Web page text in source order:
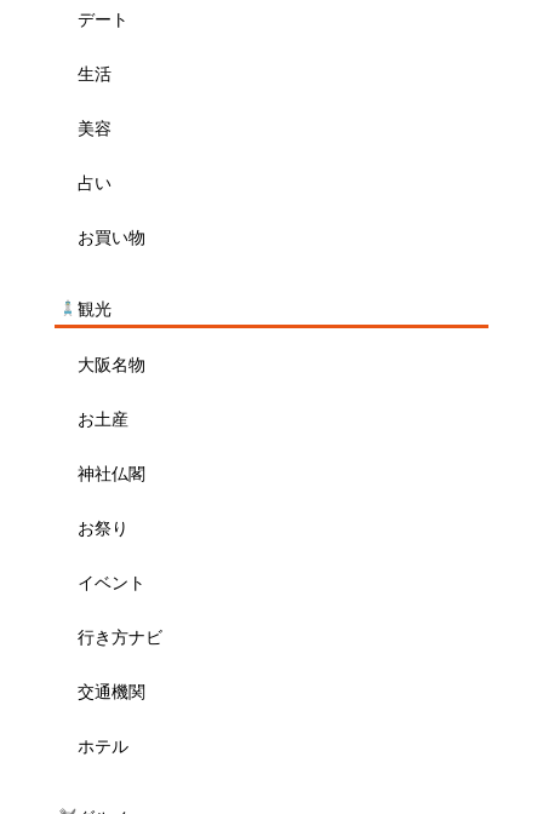
デート
生活
美容
占い
お買い物
観光
大阪名物
お土産
神社仏閣
お祭り
イベント
行き方ナビ
交通機関
ホテル